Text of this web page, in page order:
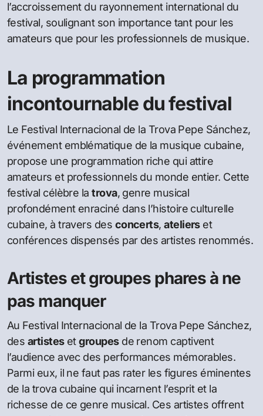
l’accroissement du rayonnement international du
festival, soulignant son importance tant pour les
amateurs que pour les professionnels de musique.
La programmation
incontournable du festival
Le Festival Internacional de la Trova Pepe Sánchez,
événement emblématique de la musique cubaine,
propose une programmation riche qui attire
amateurs et professionnels du monde entier. Cette
festival célèbre latrova, genre musical
profondément enraciné dans l’histoire culturelle
cubaine, à travers des concerts,atelierset
conférences dispensés par des artistes renommés.
Artistes et groupes phares à ne
pas manquer
Au Festival Internacional de la Trova Pepe Sánchez,
des artistesetgroupesde renom captivent
l’audience avec des performances mémorables.
Parmi eux, il ne faut pas rater les figures éminentes
de la trova cubaine qui incarnent l’esprit et la
richesse de ce genre musical. Ces artistes offrent